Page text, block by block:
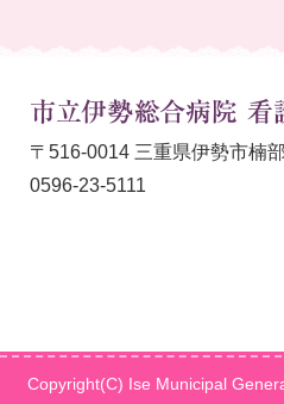
〒516-0014 三重県伊勢市楠
0596-23-5111
Copyright(C) Ise Municipal